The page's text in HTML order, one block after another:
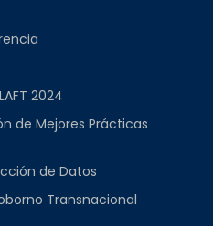
2024
de Mejores Prácticas
de Datos
Transnacional